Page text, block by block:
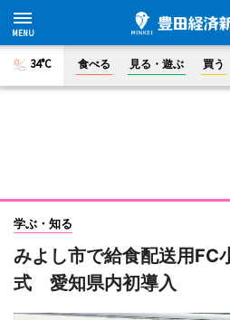
34°C 食べる 見る・遊ぶ 買う
学ぶ・知る
みよし市で給食配送用FC
式 愛知県内初導入